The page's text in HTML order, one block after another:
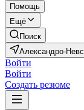
Помощь
Ещё
Поиск
Александро-
Войти
Войти
Создать резюме